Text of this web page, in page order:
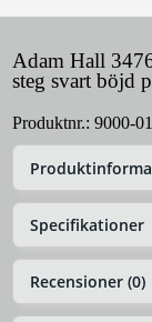
Adam Hall
steg svart böjd
Produktnr.: 9000-
Specifikationer
Recensioner (0)